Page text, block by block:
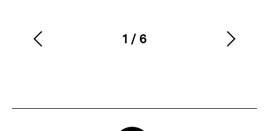
Karussellinhalt
1
von
/ 6
Vorherigen